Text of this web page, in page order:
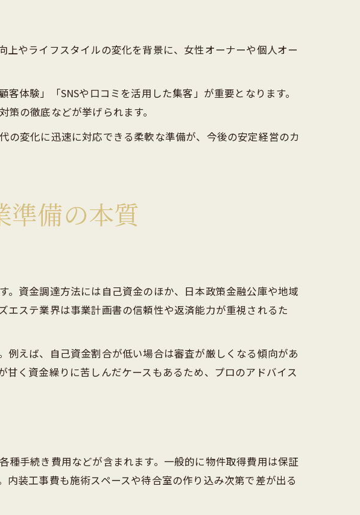
やライフスタイルの変化を背景に、女性オーナーや個人オー
体験」「SNSや口コミを活用した集客」が重要となります。
の徹底などが挙げられます。
変化に迅速に対応できる柔軟な準備が、今後の安定経営のカ
準備の本質
資金調達方法には自己資金のほか、日本政策金融公庫や地域
ステ業界は事業計画書の信頼性や返済能力が重視されるた
えば、自己資金割合が低い場合は審査が厳しくなる傾向があ
く資金繰りに苦しんだケースもあるため、プロのアドバイス
手続き費用などが含まれます。一般的に物件取得費用は保証
装工事費も施術スペースや待合室の作り込み次第で差が出る